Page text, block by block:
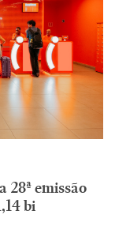
28ª emissão
bi